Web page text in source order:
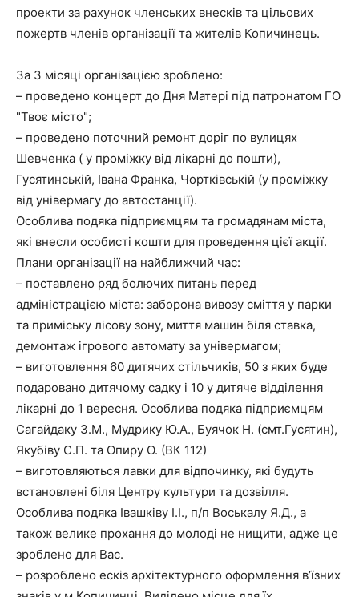
проекти за рахунок членських внесків та цільових
пожертв членів організації та жителів Копичинець.
За 3 місяці організацією зроблено:
– проведено концерт до Дня Матері під патронатом ГО
"Твоє місто";
– проведено поточний ремонт доріг по вулицях
Шевченка ( у проміжку від лікарні до пошти),
Гусятинській, Івана Франка, Чортківській (у проміжку
від універмагу до автостанції).
Особлива подяка підприємцям та громадянам міста,
які внесли особисті кошти для проведення цієї акції.
Плани організації на найближчий час:
– поставлено ряд болючих питань перед
адміністрацією міста: заборона вивозу сміття у парки
та приміську лісову зону, миття машин біля ставка,
демонтаж ігрового автомату за універмагом;
– виготовлення 60 дитячих стільчиків, 50 з яких буде
подаровано дитячому садку і 10 у дитяче відділення
лікарні до 1 вересня. Особлива подяка підприємцям
Сагайдаку З.М., Мудрику Ю.А., Буячок Н. (смт.Гусятин),
Якубіву С.П. та Опиру О. (ВК 112)
– виготовляються лавки для відпочинку, які будуть
встановлені біля Центру культури та дозвілля.
Особлива подяка Івашківу І.І., п/п Воськалу Я.Д., а
також велике прохання до молоді не нищити, адже це
зроблено для Вас.
– розроблено ескіз архітектурного оформлення в’їзних